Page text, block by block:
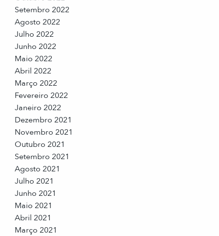
Setembro 2022
Agosto 2022
Julho 2022
Junho 2022
Maio 2022
Abril 2022
Março 2022
Fevereiro 2022
Janeiro 2022
Dezembro 2021
Novembro 2021
Outubro 2021
Setembro 2021
Agosto 2021
Julho 2021
Junho 2021
Maio 2021
Abril 2021
Março 2021